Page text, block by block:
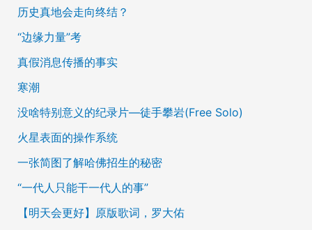
历史真地会走向终结？
“边缘力量”考
真假消息传播的事实
寒潮
没啥特别意义的纪录片—徒手攀岩(Free Solo)
火星表面的操作系统
一张简图了解哈佛招生的秘密
“一代人只能干一代人的事”
【明天会更好】原版歌词，罗大佑